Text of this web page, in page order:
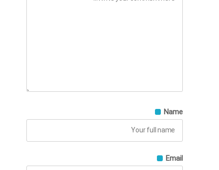
Name
Email